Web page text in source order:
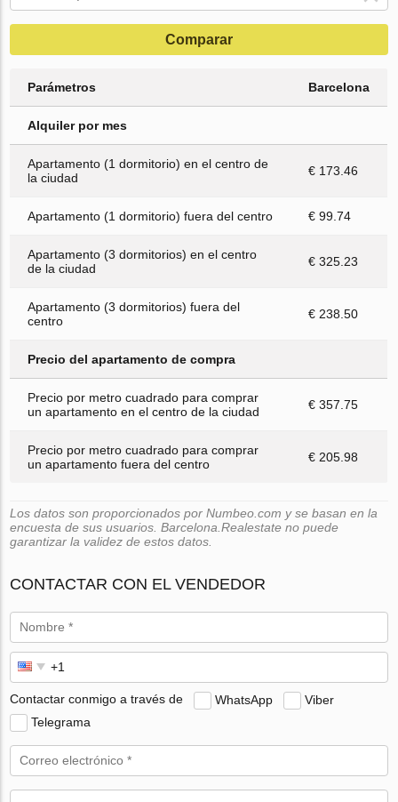
Comparar
Parámetros Barcelona
Alquiler por mes
Apartamento (1 dormitorio) en el centro de
la ciudad
€ 173.46
Apartamento (1 dormitorio) fuera del centro € 99.74
Apartamento (3 dormitorios) en el centro
de la ciudad
€ 325.23
Apartamento (3 dormitorios) fuera del
centro
€ 238.50
Precio del apartamento de compra
Precio por metro cuadrado para comprar
un apartamento en el centro de la ciudad
€ 357.75
Precio por metro cuadrado para comprar
un apartamento fuera del centro
€ 205.98
Los datos son proporcionados por Numbeo.com y se basan en la
encuesta de sus usuarios. Barcelona.Realestate no puede
garantizar la validez de estos datos.
CONTACTAR CON EL VENDEDOR
Contactar conmigo a través de WhatsApp
Viber
Telegrama